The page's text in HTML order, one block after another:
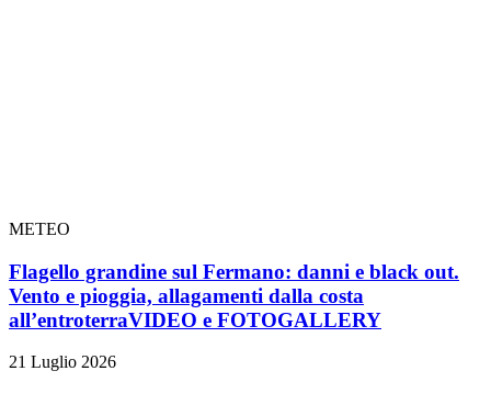
METEO
Flagello grandine sul Fermano: danni e black out.
Vento e pioggia, allagamenti dalla costa
all’entroterraVIDEO e FOTOGALLERY
21 Luglio 2026